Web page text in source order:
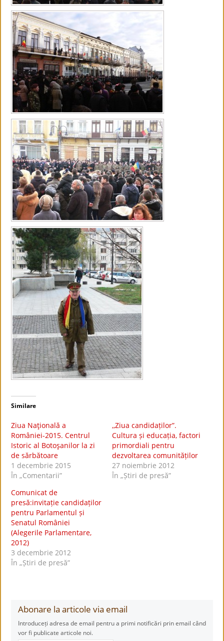
Similare
Ziua Naţională a
României-2015. Centrul
Istoric al Botoşanilor la zi
de sărbătoare
1 decembrie 2015
În „Comentarii”
,,Ziua candidaților”.
Cultura și educația, factori
primordiali pentru
dezvoltarea comunităților
27 noiembrie 2012
În „Știri de presă”
Comunicat de
presă:invitație candidaților
pentru Parlamentul și
Senatul României
(Alegerile Parlamentare,
2012)
3 decembrie 2012
În „Știri de presă”
Abonare la articole via email
Introduceți adresa de email pentru a primi notificări prin email când
vor fi publicate articole noi.